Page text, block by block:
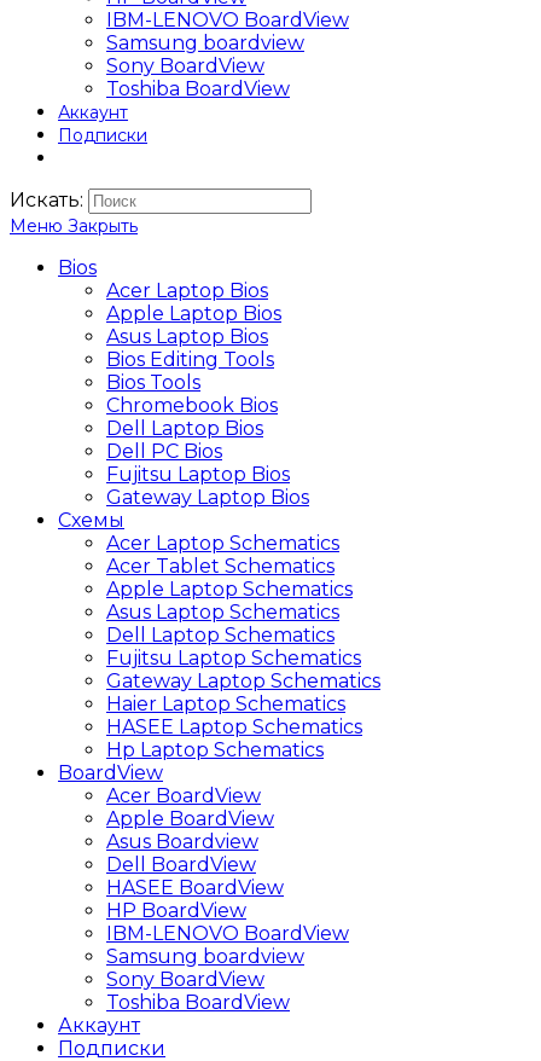
IBM-LENOVO BoardView
Samsung boardview
Sony BoardView
Toshiba BoardView
Аккаунт
Подписки
Искать:
Меню Закрыть
Bios
Acer Laptop Bios
Apple Laptop Bios
Asus Laptop Bios
Bios Editing Tools
Bios Tools
Chromebook Bios
Dell Laptop Bios
Dell PC Bios
Fujitsu Laptop Bios
Gateway Laptop Bios
Схемы
Acer Laptop Schematics
Acer Tablet Schematics
Apple Laptop Schematics
Asus Laptop Schematics
Dell Laptop Schematics
Fujitsu Laptop Schematics
Gateway Laptop Schematics
Haier Laptop Schematics
HASEE Laptop Schematics
Hp Laptop Schematics
BoardView
Acer BoardView
Apple BoardView
Asus Boardview
Dell BoardView
HASEE BoardView
HP BoardView
IBM-LENOVO BoardView
Samsung boardview
Sony BoardView
Toshiba BoardView
Аккаунт
Подписки